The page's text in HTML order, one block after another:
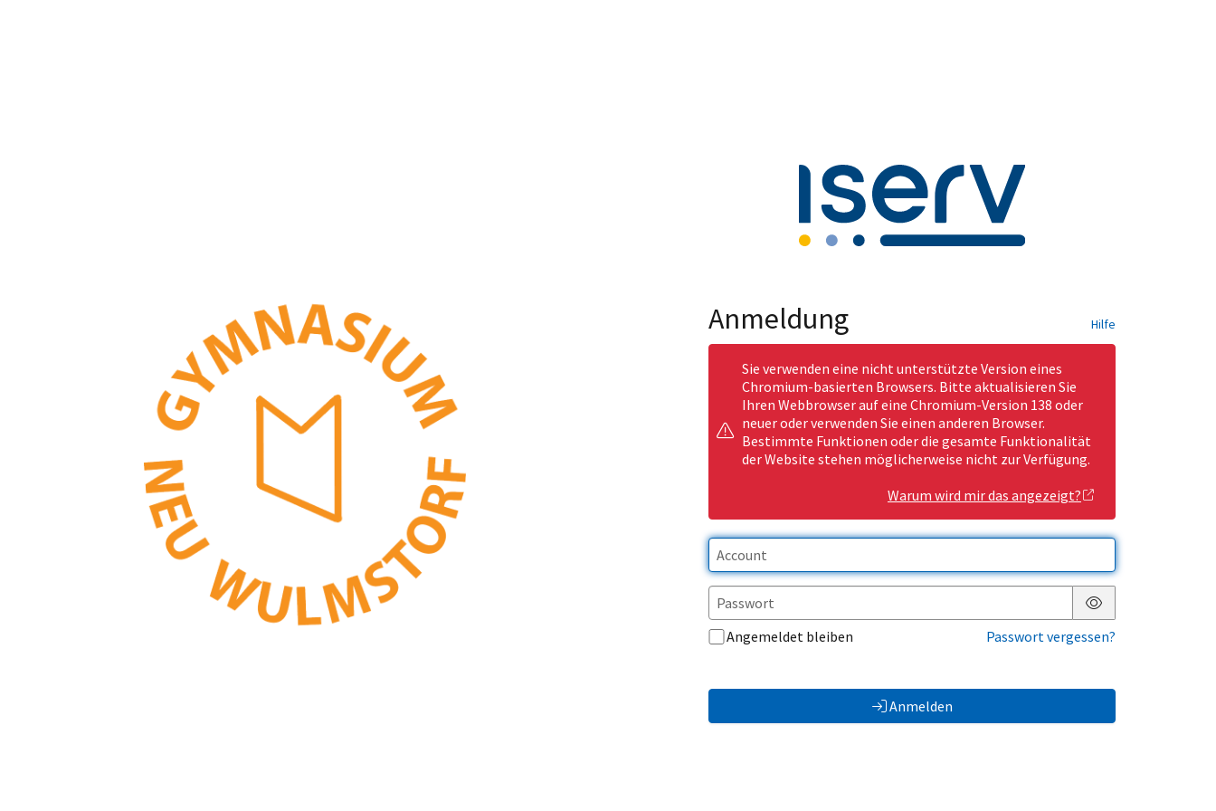
Anmeldung Hilfe
Sie verwenden eine nicht unterstützte Version eines
Chromium-basierten Browsers. Bitte aktualisieren Sie
Ihren Webbrowser auf eine Chromium-Version 138 oder
neuer oder verwenden Sie einen anderen Browser.
Bestimmte Funktionen oder die gesamte Funktionalität
der Website stehen möglicherweise nicht zur Verfügung.
Warum wird mir das angezeigt?
Passwort anzeigen
Angemeldet bleiben
Passwort vergessen?
Anmelden